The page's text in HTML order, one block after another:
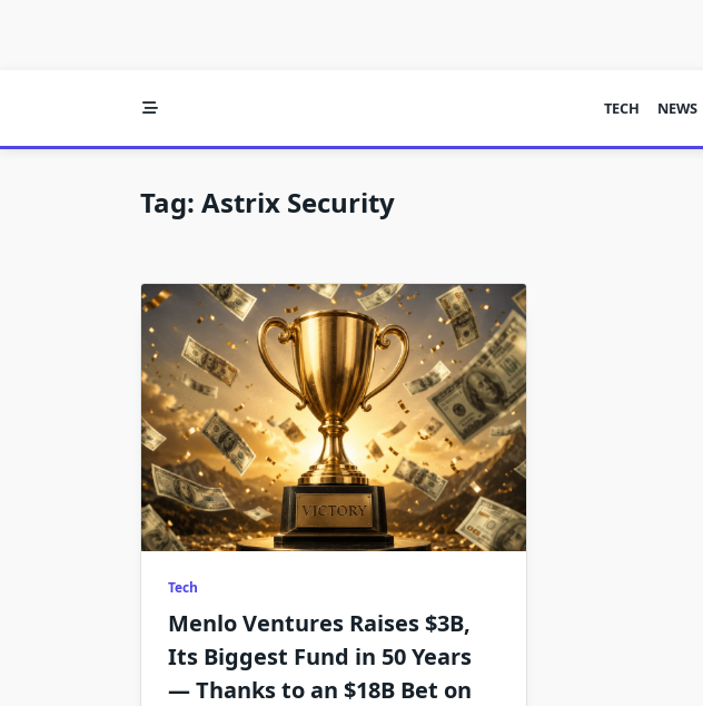
TECH NEWS
Tag: Astrix Security
Tech
Menlo Ventures Raises $3B,
Its Biggest Fund in 50 Years
— Thanks to an $18B Bet on